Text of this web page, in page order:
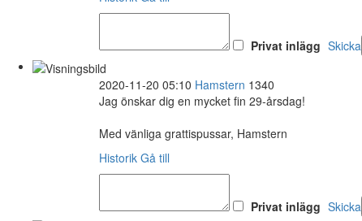
Privat inlägg Skicka
2020-11-20 05:10 Hamstern 1340
Jag önskar dig en mycket fin 29-årsdag!
Med vänliga grattispussar, Hamstern
Historik Gå till
Privat inlägg Skicka